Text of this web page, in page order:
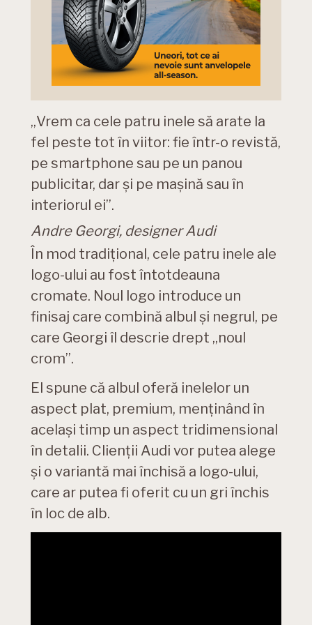
„Vrem ca cele patru inele să arate la
fel peste tot în viitor: fie într-o revistă,
pe smartphone sau pe un panou
publicitar, dar și pe mașină sau în
interiorul ei”.
Andre Georgi, designer Audi
În mod tradițional, cele patru inele ale
logo-ului au fost întotdeauna
cromate. Noul logo introduce un
finisaj care combină albul și negrul, pe
care Georgi îl descrie drept „noul
crom”.
El spune că albul oferă inelelor un
aspect plat, premium, menținând în
același timp un aspect tridimensional
în detalii. Clienții Audi vor putea alege
și o variantă mai închisă a logo-ului,
care ar putea fi oferit cu un gri închis
în loc de alb.